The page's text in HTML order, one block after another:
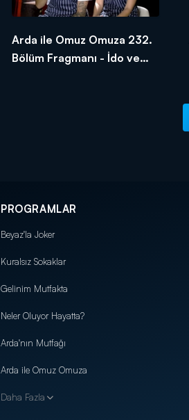
Arda ile Omuz Omuza 232.
Bölüm Fragmanı - İdo ve
PROGRAMLAR
Beyaz'la Joker
Kuralsız Sokaklar
Gelinim Mutfakta
Neler Oluyor Hayatta?
Arda'nın Mutfağı
Arda ile Omuz Omuza
Daha Fazla